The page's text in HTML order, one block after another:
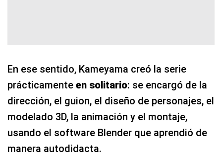
En ese sentido, Kameyama creó la serie
prácticamente en solitario: se encargó de la
dirección, el guion, el diseño de personajes, el
modelado 3D, la animación y el montaje,
usando el software Blender que aprendió de
manera autodidacta.